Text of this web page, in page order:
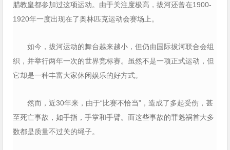
腊教皇都参加过这项运动。由于关注度极高，拔河还曾在1900-
1920年一度出现在了奥林匹克运动会赛场上。
如今，拔河运动的舞台越来越小，但仍由国际拔河联合会组
织，并举行两年一次的世界竞标赛。虽然不是一项正式运动，但
它却是一种丰富大家休闲娱乐的好方式。
然而，近30年来，由于“比赛不恰当”，造成了多起受伤，甚
至死亡事故，如手指，手掌和手臂。而这些事故的罪魁祸首大多
数都是质量不过关的绳子。